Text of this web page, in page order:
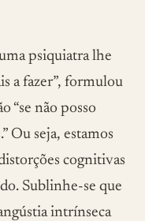
psiquiatra lhe
a fazer”, formulou
“se não posso
Ou seja, estamos
cognitivas
Sublinhe-se que
intrínseca